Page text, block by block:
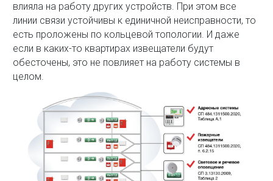
влияла на работу других устройств. При этом все
линии связи устойчивы к единичной неисправности, то
есть проложены по кольцевой топологии. И даже
если в каких-то квартирах извещатели будут
обесточены, это не повлияет на работу системы в
целом.